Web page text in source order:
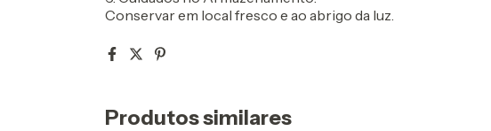
Conservar em local fresco e ao abrigo da luz.
Produtos similares